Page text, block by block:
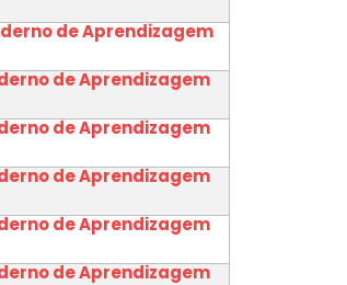
de Aprendizagem
de Aprendizagem
de Aprendizagem
de Aprendizagem
de Aprendizagem
de Aprendizagem